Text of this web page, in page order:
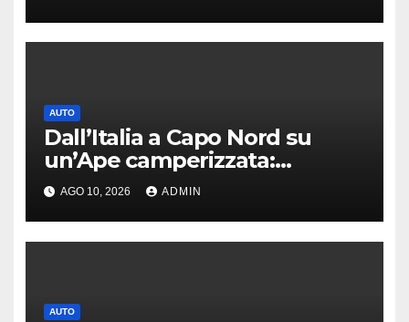
AUTO
Dall’Italia a Capo Nord su
un’Ape camperizzata:
l’incredibile impresa di
Francesco
AGO 10, 2026 ADMIN
AUTO